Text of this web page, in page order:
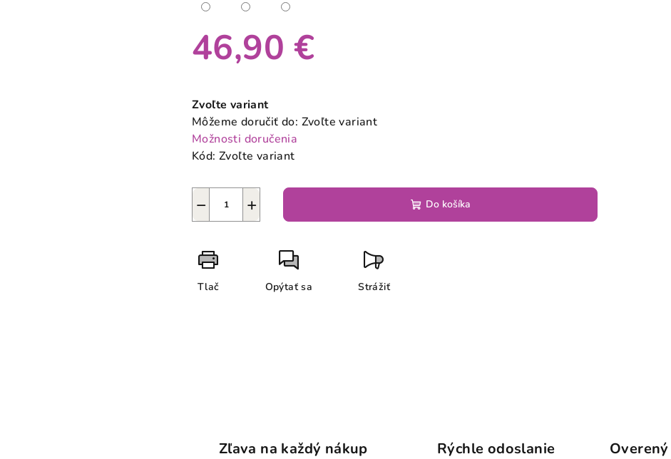
46,90 €
cena:
Zvoľte variant
Môžeme doručiť do: Zvoľte variant
Možnosti doručenia
Kód: Zvoľte variant
+
− Do košíka
Tlač Opýtať sa Strážiť
Zľava na každý nákup Rýchle odoslanie